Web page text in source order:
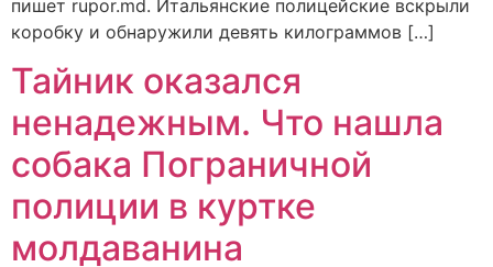
пишет rupor.md. Итальянские полицейские вскрыли
коробку и обнаружили девять килограммов […]
Тайник оказался
ненадежным. Что нашла
собака Пограничной
полиции в куртке
молдаванина